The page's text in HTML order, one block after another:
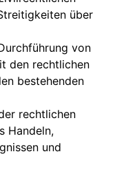
über
von
den rechtlichen
bestehenden
rechtlichen
Handeln,
und